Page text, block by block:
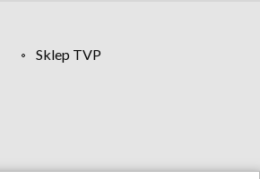
Sklep TVP